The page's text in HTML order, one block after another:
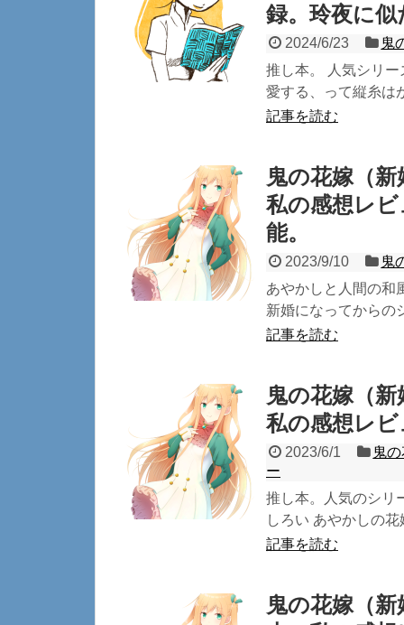
録。玲夜に似
2024/6/23
鬼
推し本。 人気シリ
愛する、って縦糸は
記事を読む
鬼の花嫁（
私の感想レ
能。
2023/9/10
鬼
あやかしと人間の和
新婚になってからの
記事を読む
鬼の花嫁（
私の感想レ
2023/6/1
鬼
ー
推し本。人気のシリ
しろい あやかしの
記事を読む
鬼の花嫁（